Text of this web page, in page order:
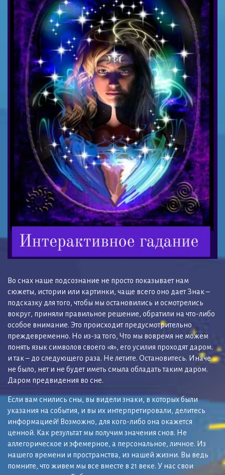
Во снах наше подсознание не просто показывает нам
сюжеты, истории или картинки, чаще всего оно дает Знак –
подсказку для того, чтобы мы остановились и осмотрелись
вокруг, приняли правильное решение, обратили на что-либо
особое внимание. Это происходит предусмотрительно
преждевременно. Но из-за того, Что мы вовремя не можем
понять язык символов своего «я», его усилия проходят даром.
и так – до следующего раза. Не летите. Остановитесь. Иначе
не было, нет и не будет иметь смыла обладать таким даром.
Даром предвидения во сне.
Если вам снились сны, вы видели знаки, в которых были
указания на события, и вы их интерпретировали, делитесь
информацией! Возможно, для кого-либо она окажется
ценной. Как результат мы получим значения снов. Не
аллегорическое и эфемерное, а персональное, личное. Из
нашего времени и пространства, из нашей жизни. Вы ведь
помните, что живем мы все вместе в 21 веке. У нас свои